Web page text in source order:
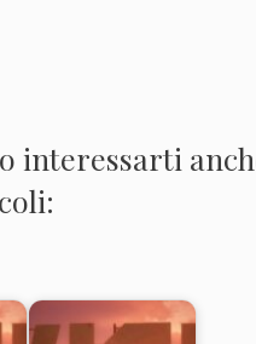
interessarti